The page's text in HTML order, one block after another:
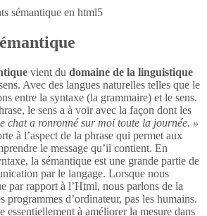
sémantique en html5
vient du domaine de la linguistique
Avec des langues naturelles telles que le
entre la syntaxe (la grammaire) et le sens.
le sens a à voir avec la façon dont les
chat a ronronné sur moi toute la journée. »
à l’aspect de la phrase qui permet aux
le message qu’il contient. En
la sémantique est une grande partie de
par le langage. Lorsque nous
par rapport à l’Html, nous parlons de la
programmes d’ordinateur, pas les humains.
essentiellement à améliorer la mesure dans